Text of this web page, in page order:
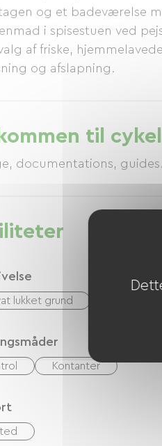
og et badeværelse
i spisestuen ved
af friske,
og afslapning.
til
documentations,
lukket grund
Kontanter